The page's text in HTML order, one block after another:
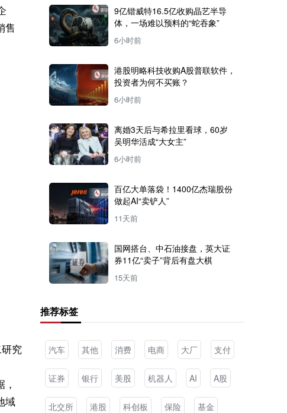
售
究
域
9亿锴威特16.5亿收购晶艺半导
体，一场难以预料的“蛇吞象”
6小时前
港股明略科技收购A股普联软件，
投资者为何不买账？
6小时前
离婚3天后与希拉里看球，60岁
吴明华活成“大女主”
6小时前
百亿大单落袋！1400亿杰瑞股份
做起AI“卖铲人”
11天前
国网搭台、中石油接盘，英大证
券11亿“卖子”背后有盘大棋
15天前
推荐标签
汽车 其他 消费 电商 大厂 支付
证券 银行 美股 机器人 AI A股
北交所 港股 科创板 保险 基金